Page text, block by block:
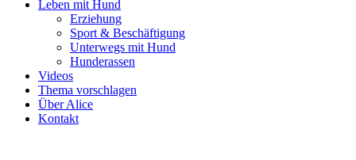
Leben mit Hund
Erziehung
Sport & Beschäftigung
Unterwegs mit Hund
Hunderassen
Videos
Thema vorschlagen
Über Alice
Kontakt